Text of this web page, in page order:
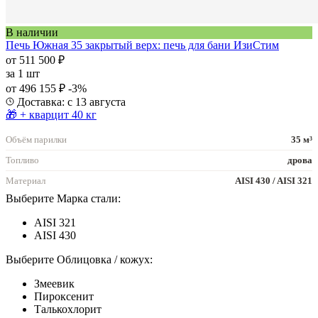
В наличии
Печь Южная 35 закрытый верх: печь для бани ИзиСтим
от 511 500 ₽
за 1 шт
от 496 155 ₽ -3%
Доставка: с 13 августа
🎁 + кварцит 40 кг
Объём парилки
35 м³
Топливо
дрова
Материал
AISI 430 / AISI 321
Выберите Марка стали:
AISI 321
AISI 430
Выберите Облицовка / кожух:
Змеевик
Пироксенит
Талькохлорит